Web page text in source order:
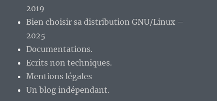
2019
Bien choisir sa distribution GNU/Linux –
2025
Documentations.
Ecrits non techniques.
Mentions légales
Un blog indépendant.